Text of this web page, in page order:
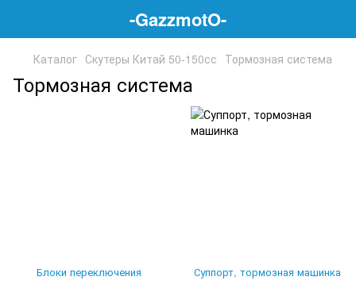
-GazzmotO-
Каталог Скутеры Китай 50-150сс Тормозная система
Тормозная система
Блоки переключения Суппорт, тормозная машинка